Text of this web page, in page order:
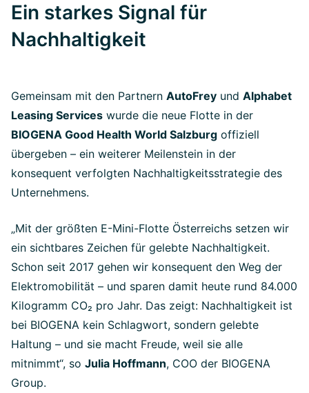
Ein starkes Signal für
Nachhaltigkeit
Gemeinsam mit den Partnern AutoFrey und Alphabet
Leasing Services wurde die neue Flotte in der
BIOGENA Good Health World Salzburg offiziell
übergeben – ein weiterer Meilenstein in der
konsequent verfolgten Nachhaltigkeitsstrategie des
Unternehmens.
„Mit der größten E-Mini-Flotte Österreichs setzen wir
ein sichtbares Zeichen für gelebte Nachhaltigkeit.
Schon seit 2017 gehen wir konsequent den Weg der
Elektromobilität – und sparen damit heute rund 84.000
Kilogramm CO₂ pro Jahr. Das zeigt: Nachhaltigkeit ist
bei BIOGENA kein Schlagwort, sondern gelebte
Haltung – und sie macht Freude, weil sie alle
mitnimmt“, so Julia Hoffmann, COO der BIOGENA
Group.